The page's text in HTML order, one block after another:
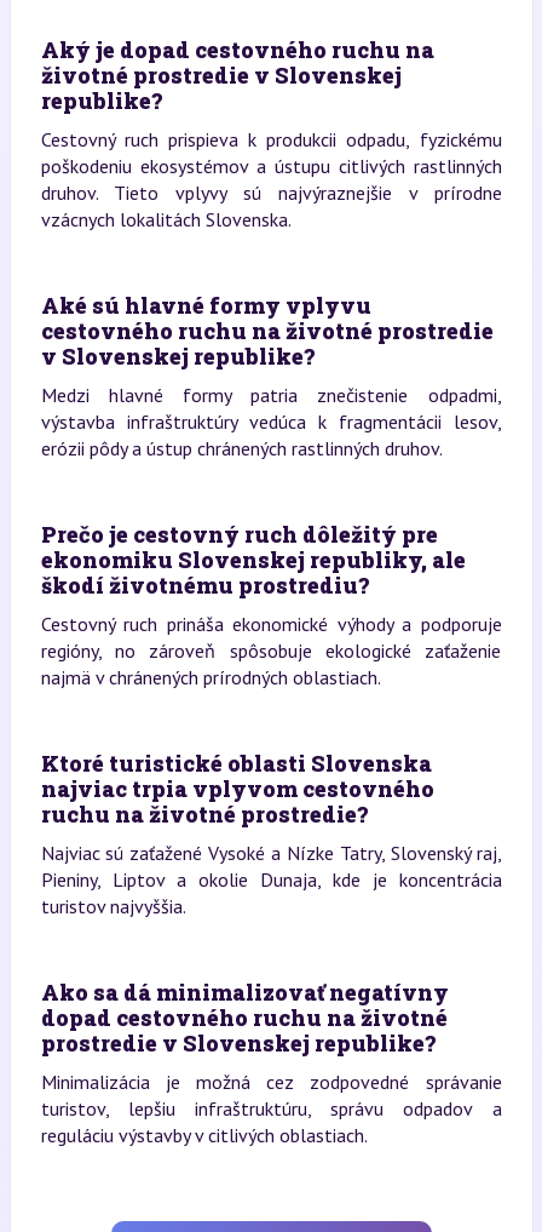
Aký je dopad cestovného ruchu na
životné prostredie v Slovenskej
republike?
Cestovný ruch prispieva k produkcii odpadu, fyzickému
poškodeniu ekosystémov a ústupu citlivých rastlinných
druhov. Tieto vplyvy sú najvýraznejšie v prírodne
vzácnych lokalitách Slovenska.
Aké sú hlavné formy vplyvu
cestovného ruchu na životné prostredie
v Slovenskej republike?
Medzi hlavné formy patria znečistenie odpadmi,
výstavba infraštruktúry vedúca k fragmentácii lesov,
erózii pôdy a ústup chránených rastlinných druhov.
Prečo je cestovný ruch dôležitý pre
ekonomiku Slovenskej republiky, ale
škodí životnému prostrediu?
Cestovný ruch prináša ekonomické výhody a podporuje
regióny, no zároveň spôsobuje ekologické zaťaženie
najmä v chránených prírodných oblastiach.
Ktoré turistické oblasti Slovenska
najviac trpia vplyvom cestovného
ruchu na životné prostredie?
Najviac sú zaťažené Vysoké a Nízke Tatry, Slovenský raj,
Pieniny, Liptov a okolie Dunaja, kde je koncentrácia
turistov najvyššia.
Ako sa dá minimalizovať negatívny
dopad cestovného ruchu na životné
prostredie v Slovenskej republike?
Minimalizácia je možná cez zodpovedné správanie
turistov, lepšiu infraštruktúru, správu odpadov a
reguláciu výstavby v citlivých oblastiach.